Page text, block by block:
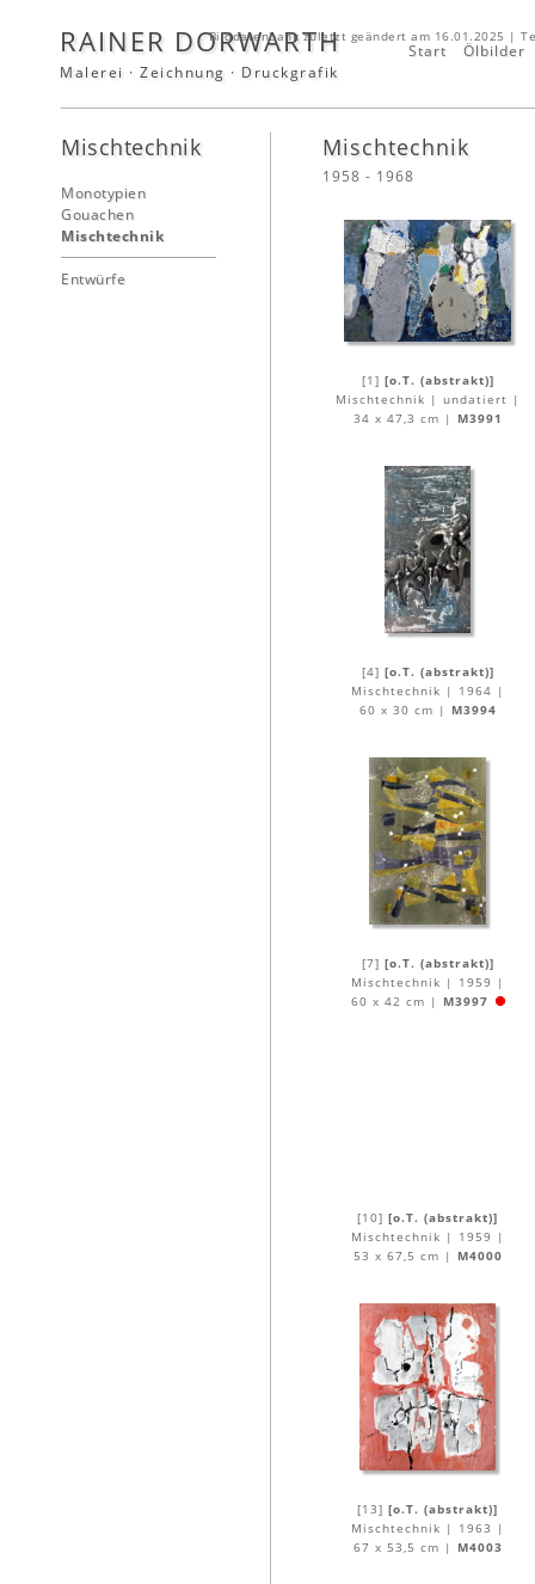
RAINER DORWARTH
Malerei · Zeichnung · Druckgrafik
Start Ölbilder
Mischtechnik
Monotypien
Gouachen
Mischtechnik
Entwürfe
Mischtechnik
1958 - 1968
[1] [o.T. (abstrakt)]
Mischtechnik | undatiert |
34 x 47,3 cm |
M3991
[4] [o.T. (abstrakt)]
Mischtechnik | 1964 |
60 x 30 cm |
M3994
[7] [o.T. (abstrakt)]
Mischtechnik | 1959 |
60 x 42 cm |
M3997
[10] [o.T. (abstrakt)]
Mischtechnik | 1959 |
53 x 67,5 cm |
M4000
[13] [o.T. (abstrakt)]
Mischtechnik | 1963 |
67 x 53,5 cm |
M4003
Bilddatenbank zuletzt geändert am 16.01.2025 |